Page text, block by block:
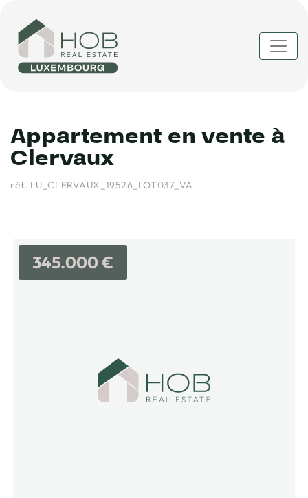
Appartement en vente à
Clervaux
réf. LU_CLERVAUX_19526_LOT037_VA
345.000 €